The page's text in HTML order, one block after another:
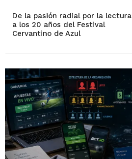
De la pasión radial por la lectura
a los 20 años del Festival
Cervantino de Azul